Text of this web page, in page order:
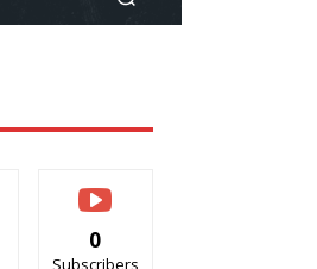
0
Subscribers